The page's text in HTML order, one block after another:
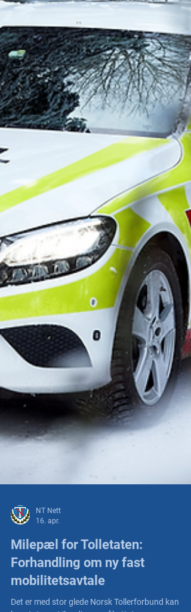
NT Nett
16. apr.
Milepæl for Tolletaten: